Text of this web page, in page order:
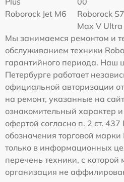
Roborock Jet M6
Roborock S7
Max V Ultra
Мы занимаемся ремонтом и
обслуживанием техники
гарантийного периода. Наш
Петербурге работает
официальной авторизации
на ремонт, указанные на
ознакомительный характер
офертой согласно п. 2 ст.
обозначения торговой
только в информационных
перечень техники, с
организация не